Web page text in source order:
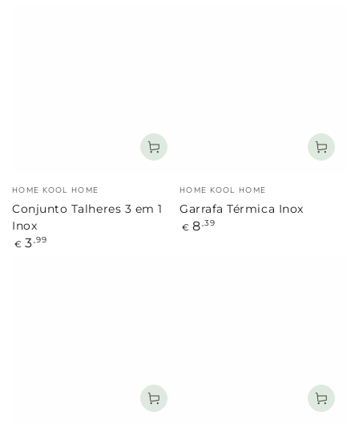
Marca:
HOME KOOL HOME
Conjunto Talheres 3 em 1
Inox
Preço
€ 3 ,99
Marca:
HOME KOOL HOME
Garrafa Térmica Inox
Preço
€ 8 ,39